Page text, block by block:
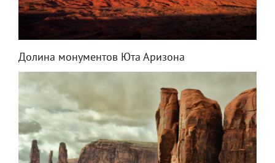
Долина монументов Юта Аризона